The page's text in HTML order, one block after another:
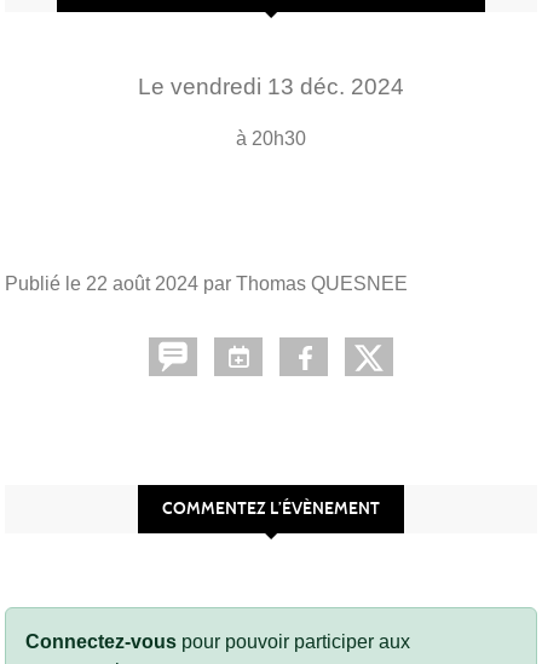
Le vendredi 13 déc. 2024
à 20h30
Publié le 22 août 2024 par Thomas QUESNEE
COMMENTEZ L’ÉVÈNEMENT
Connectez-vous pour pouvoir participer aux